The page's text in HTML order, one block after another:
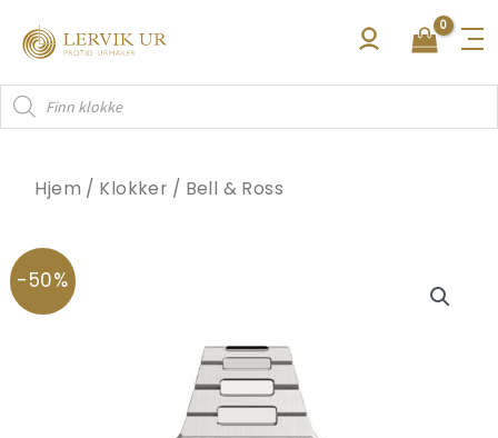
rett
innholdet
Products
search
Hjem / Klokker / Bell & Ross
-50%